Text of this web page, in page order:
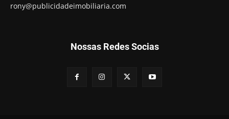
rony@publicidadeimobiliaria.com
Nossas Redes Socias